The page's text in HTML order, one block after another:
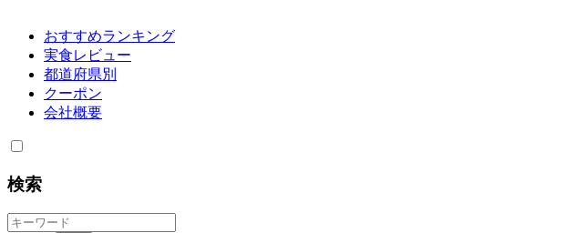
おすすめランキング
実食レビュー
都道府県別
クーポン
会社概要
検索